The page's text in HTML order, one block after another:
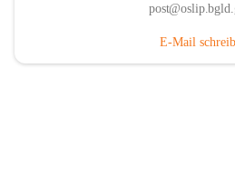
E-Mail